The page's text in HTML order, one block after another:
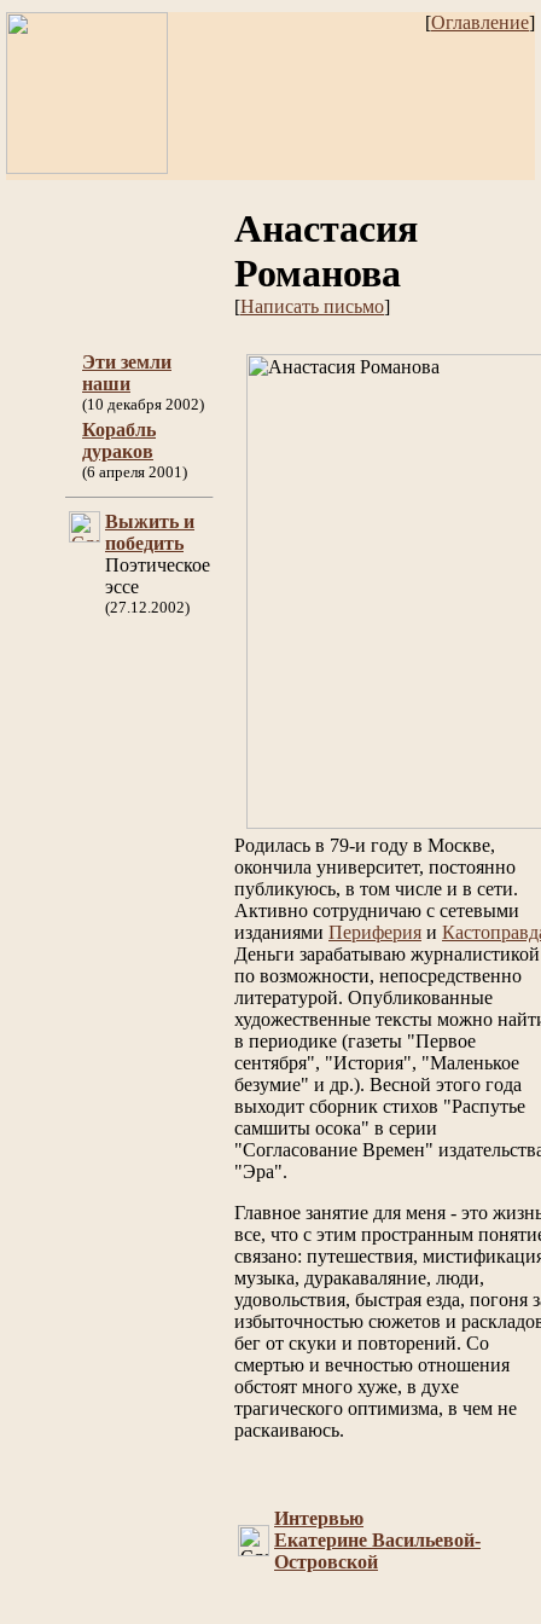
[Оглавление]
Анастасия
Романова
[Написать письмо]
Эти земли
наши
(10 декабря 2002)
Корабль
дураков
(6 апреля 2001)
Выжить и
победить
Поэтическое
эссе
(27.12.2002)
Родилась в 79-и году в Москве,
окончила университет, постоянно
публикуюсь, в том числе и в сети.
Активно сотрудничаю с сетевыми
изданиями Периферия и
Деньги зарабатываю
по возможности, непосредственно
литературой. Опубликованные
художественные тексты можно
в периодике (газеты "Первое
сентября", "История", "Маленькое
безумие" и др.). Весной этого года
выходит сборник стихов "Распутье
самшиты осока" в серии
"Согласование Времен"
"Эра".
Главное занятие для меня - это
все, что с этим пространным
связано: путешествия,
музыка, дуракаваляние, люди,
удовольствия, быстрая езда, погоня
избыточностью сюжетов и
бег от скуки и повторений. Со
смертью и вечностью отношения
обстоят много хуже, в духе
трагического оптимизма, в чем не
раскаиваюсь.
Интервью
Екатерине Васильевой-
Островской